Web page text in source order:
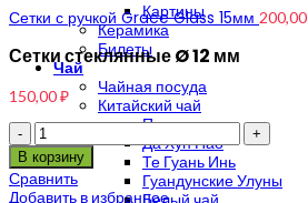
Картины
Керамика
Билеты
Чай
Чайная посуда
Китайский чай
Пуэр
Да Хун Пао
Те Гуань Инь
Гуандунские Улуны
Белый чай
Сетки с ручкой Grace Glass 15мм 200,00
Сетки стеклянные Ø 12 мм
150,00₽
Количество
В корзину
Сравнить
Добавить в избранное